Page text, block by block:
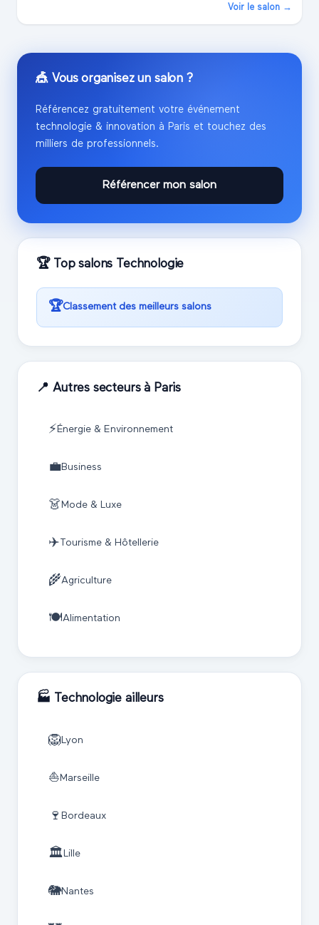
Voir le salon →
🎪 Vous organisez un salon ?
Référencez gratuitement votre événement
technologie & innovation à Paris et touchez des
milliers de professionnels.
Référencer mon salon
🏆 Top salons Technologie
🏆Classement des meilleurs salons
📍 Autres secteurs à Paris
⚡ Énergie & Environnement
💼Business
👗 Mode & Luxe
✈️ Tourisme & Hôtellerie
🌾Agriculture
🍽️Alimentation
🏭 Technologie ailleurs
🦁Lyon
⛵ Marseille
🍷 Bordeaux
🏛️ Lille
🐘Nantes